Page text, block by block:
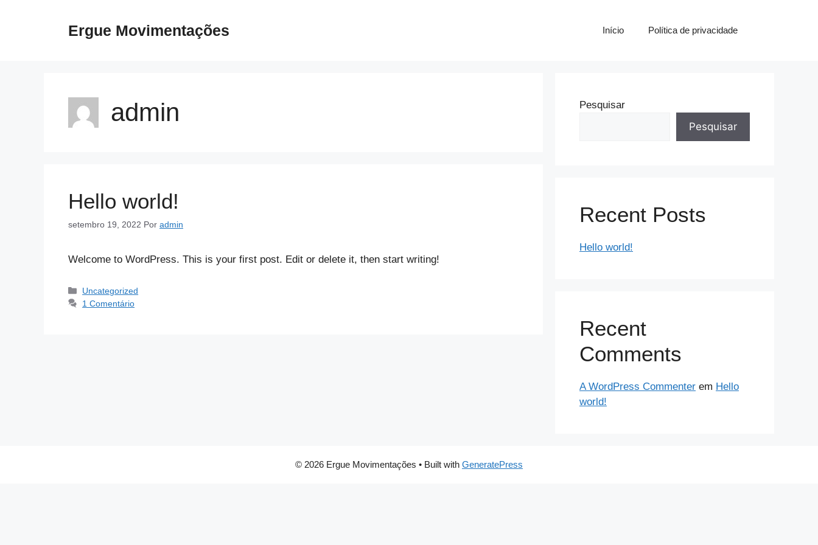
Ergue Movimentações Início Política de privacidade
admin
Hello world!
setembro 19, 2022 Por admin
Welcome to WordPress. This is your first post. Edit or delete it, then start writing!
Uncategorized
1 Comentário
Pesquisar
Pesquisar
Recent Posts
Hello world!
Recent
Comments
A WordPress Commenter em Hello
world!
© 2026 Ergue Movimentações • Built with GeneratePress